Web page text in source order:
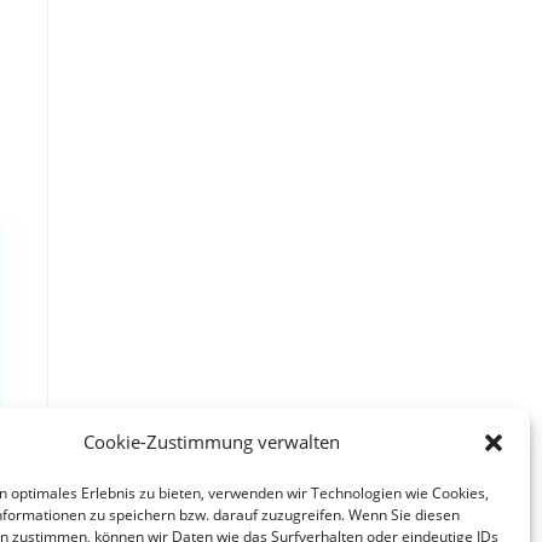
Cookie-Zustimmung verwalten
optimales Erlebnis zu bieten, verwenden wir Technologien wie Cookies,
zu speichern bzw. darauf zuzugreifen. Wenn Sie diesen
zustimmen, können wir Daten wie das Surfverhalten oder eindeutige IDs